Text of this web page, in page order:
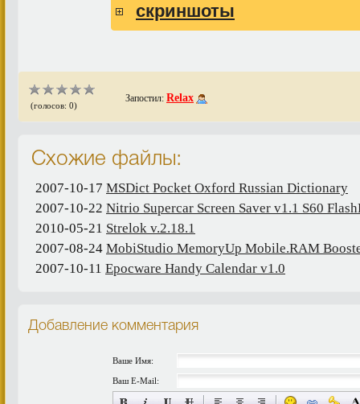
скриншоты
(голосов: 0)
Запостил: Relax
Схожие файлы:
2007-10-17 MSDict Pocket Oxford Russian Dictionary
2007-10-22 Nitrio Supercar Screen Saver v1.1 S60
2010-05-21 Strelok v.2.18.1
2007-08-24 MobiStudio MemoryUp Mobile.RAM
2007-10-11 Epocware Handy Calendar v1.0
Добавление комментария
Ваше Имя:
Ваш E-Mail: